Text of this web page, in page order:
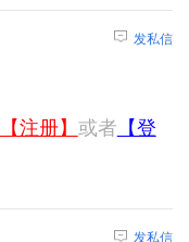
发私信
【注册】 或者 【登
发私信